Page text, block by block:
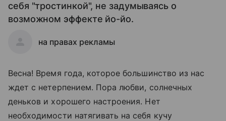
себя "тростинкой", не задумываясь о
возможном эффекте йо-йо.
на правах рекламы
Весна! Время года, которое большинство из нас
ждет с нетерпением. Пора любви, солнечных
деньков и хорошего настроения. Нет
необходимости натягивать на себя кучу